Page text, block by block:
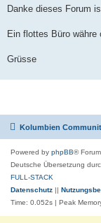
Danke dieses Forum
Ein flottes Büro währe
Grüsse
Kolumbien
Powered by phpBB®
Deutsche Übersetzung
FULL-STACK
Datenschutz ||
Time: 0.052s | Peak